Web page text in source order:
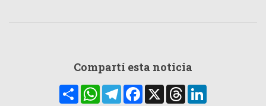
Compartí esta noticia
CompartirWhatsAppTelegramFacebook
X Threads